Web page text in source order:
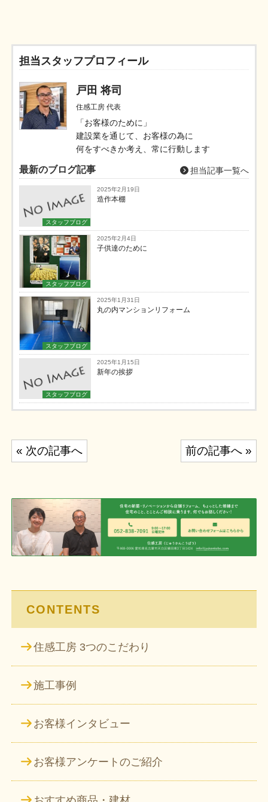
担当スタッフプロフィール
戸田 将司
住感工房 代表
「お客様のために」
建設業を通じて、お客様の為に
何をすべきか考え、常に行動します
最新のブログ記事 担当記事一覧へ
スタッフブログ
2025年2月19日
造作本棚
スタッフブログ
2025年2月4日
子供達のために
スタッフブログ
2025年1月31日
丸の内マンションリフォーム
スタッフブログ
2025年1月15日
新年の挨拶
投
稿
ビ
ゲ
ー
シ
前の記事へ »
« 次の記事へ
CONTENTS
住感工房 3つのこだわり
施工事例
お客様インタビュー
お客様アンケートのご紹介